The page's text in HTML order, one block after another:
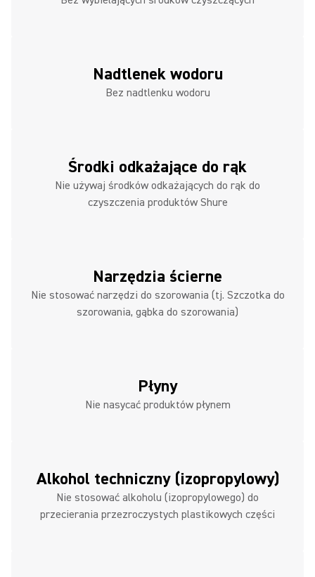
Nadtlenek wodoru
Bez nadtlenku wodoru
Środki odkażające do rąk
Nie używaj środków odkażających do rąk do
czyszczenia produktów Shure
Narzędzia ścierne
Nie stosować narzędzi do szorowania (tj. Szczotka do
szorowania, gąbka do szorowania)
Płyny
Nie nasycać produktów płynem
Alkohol techniczny (izopropylowy)
Nie stosować alkoholu (izopropylowego) do
przecierania przezroczystych plastikowych części